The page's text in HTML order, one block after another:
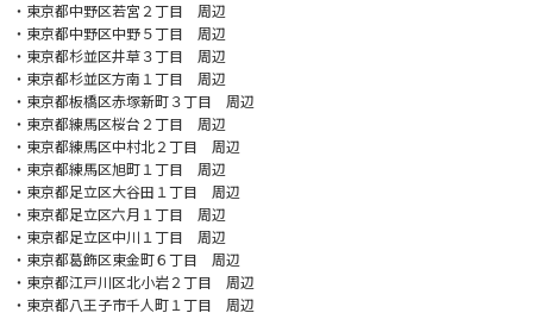
・東京都中野区若宮２丁目 周辺
・東京都中野区中野５丁目 周辺
・東京都杉並区井草３丁目 周辺
・東京都杉並区方南１丁目 周辺
・東京都板橋区赤塚新町３丁目 周辺
・東京都練馬区桜台２丁目 周辺
・東京都練馬区中村北２丁目 周辺
・東京都練馬区旭町１丁目 周辺
・東京都足立区大谷田１丁目 周辺
・東京都足立区六月１丁目 周辺
・東京都足立区中川１丁目 周辺
・東京都葛飾区東金町６丁目 周辺
・東京都江戸川区北小岩２丁目 周辺
・東京都八王子市千人町１丁目 周辺